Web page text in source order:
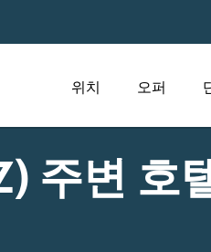
위치 오퍼
주변 호